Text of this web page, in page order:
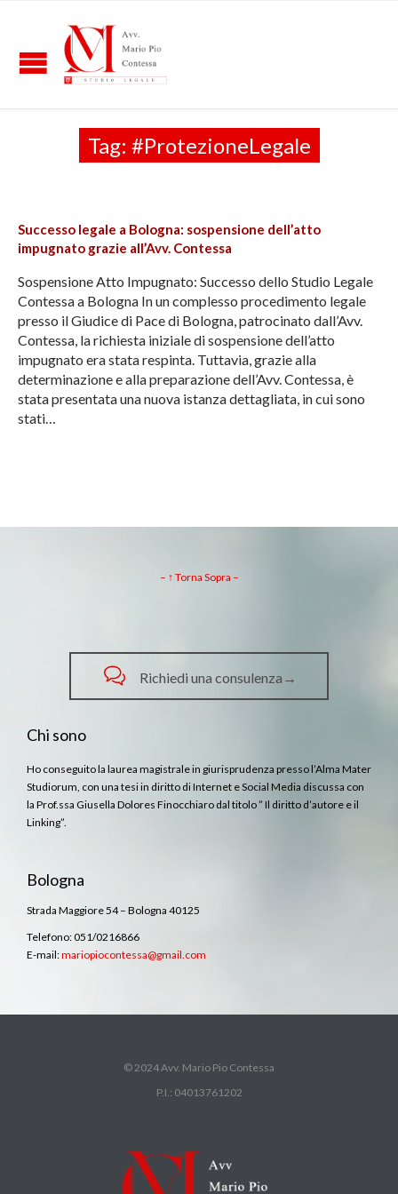
Tag: #ProtezioneLegale
Successo legale a Bologna: sospensione dell’atto
impugnato grazie all’Avv. Contessa
Sospensione Atto Impugnato: Successo dello Studio Legale
Contessa a Bologna In un complesso procedimento legale
presso il Giudice di Pace di Bologna, patrocinato dall’Avv.
Contessa, la richiesta iniziale di sospensione dell’atto
impugnato era stata respinta. Tuttavia, grazie alla
determinazione e alla preparazione dell’Avv. Contessa, è
stata presentata una nuova istanza dettagliata, in cui sono
stati…
– ↑ Torna Sopra –
 Richiedi una consulenza→
Chi sono
Ho conseguito la laurea magistrale in giurisprudenza presso l’Alma Mater
Studiorum, con una tesi in diritto di Internet e Social Media discussa con
la Prof.ssa Giusella Dolores Finocchiaro dal titolo ” Il diritto d’autore e il
Linking”.
Bologna
Strada Maggiore 54 – Bologna 40125
Telefono: 051/0216866
E-mail:mariopiocontessa@gmail.com
© 2024 Avv. Mario Pio Contessa
P.I.: 04013761202